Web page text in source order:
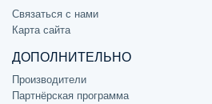
Связаться с нами
Карта сайта
ДОПОЛНИТЕЛЬНО
Производители
Партнёрская программа